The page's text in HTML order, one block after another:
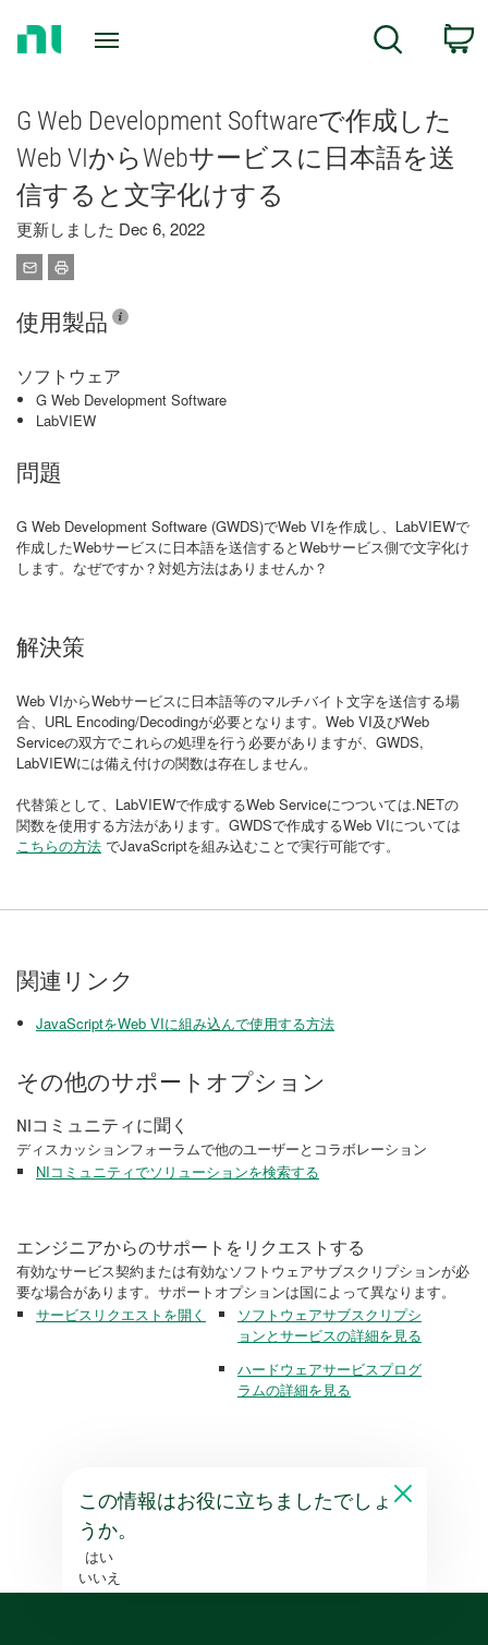
Search
G Web Development Softwareで作成した
Web VIからWebサービスに日本語を送
信すると文字化けする
更新しました Dec 6, 2022
使用製品
ソフトウェア
G Web Development Software
LabVIEW
問題
G Web Development Software (GWDS)でWeb VIを作成し、LabVIEWで
作成したWebサービスに日本語を送信するとWebサービス側で文字化け
します。なぜですか？対処方法はありませんか？
解決策
Web VIからWebサービスに日本語等のマルチバイト文字を送信する場
合、URL Encoding/Decodingが必要となります。Web VI及びWeb
Serviceの双方でこれらの処理を行う必要がありますが、GWDS,
LabVIEWには備え付けの関数は存在しません。
代替策として、LabVIEWで作成するWeb Serviceにつついては.NETの
関数を使用する方法があります。GWDSで作成するWeb VIについては
こちらの方法 でJavaScriptを組み込むことで実行可能です。
関連リンク
JavaScriptをWeb VIに組み込んで使用する方法
その他のサポートオプション
NIコミュニティに聞く
ディスカッションフォーラムで他のユーザーとコラボレーション
NIコミュニティでソリューションを検索する
エンジニアからのサポートをリクエストする
有効なサービス契約または有効なソフトウェアサブスクリプションが必
要な場合があります。サポートオプションは国によって異なります。
サービスリクエストを開く
ソフトウェアサブスクリプシ
ョンとサービスの詳細を見る
ハードウェアサービスプログ
ラムの詳細を見る
この情報はお役に立ちましたでしょ
うか。
はい
いいえ